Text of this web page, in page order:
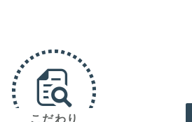
こだわり